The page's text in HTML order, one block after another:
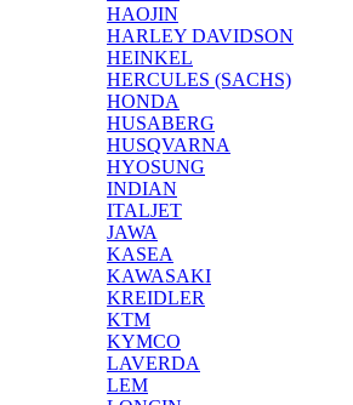
HAOJIN
HARLEY DAVIDSON
HEINKEL
HERCULES (SACHS)
HONDA
HUSABERG
HUSQVARNA
HYOSUNG
INDIAN
ITALJET
JAWA
KASEA
KAWASAKI
KREIDLER
KTM
KYMCO
LAVERDA
LEM